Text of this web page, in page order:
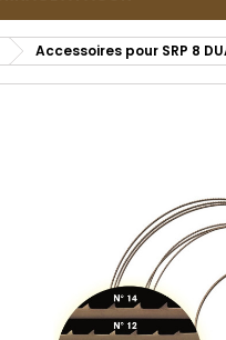
Accessoires pour SRP 8